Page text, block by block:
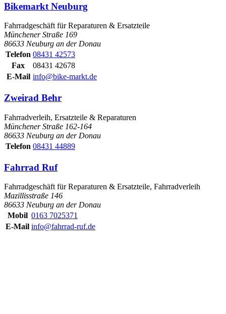
Bikemarkt Neuburg
Fahrradgeschäft für Reparaturen & Ersatzteile
Münchener Straße 169
86633 Neuburg an der Donau
Telefon 08431 42573
Fax
08431 42678
E-Mail info@bike-markt.de
Zweirad Behr
Fahrradverleih, Ersatzteile & Reparaturen
Münchener Straße 162-164
86633 Neuburg an der Donau
Telefon 08431 44889
Fahrrad Ruf
Fahrradgeschäft für Reparaturen & Ersatzteile, Fahrradverleih
Mazillisstraße 146
86633 Neuburg an der Donau
Mobil 0163 7025371
E-Mail info@fahrrad-ruf.de